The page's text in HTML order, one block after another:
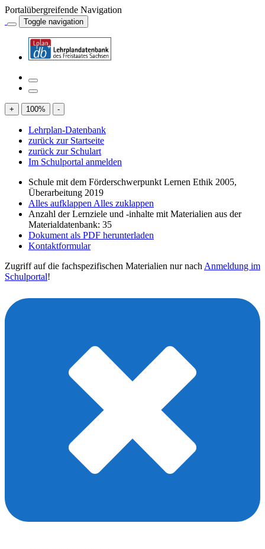
Portalübergreifende Navigation
Toggle navigation
+ 100% -
Lehrplan-Datenbank
zurück zur Startseite
zurück zur Schulart
Im Schulportal anmelden
Schule mit dem Förderschwerpunkt Lernen Ethik 2005,
Überarbeitung 2019
Alles aufklappen Alles zuklappen
Anzahl der Lernziele und -inhalte mit Materialien aus der
Materialdatenbank: 35
Dokument als PDF herunterladen
Kontaktformular
Zugriff auf die fachspezifischen Materialien nur nach Anmeldung im
Schulportal!